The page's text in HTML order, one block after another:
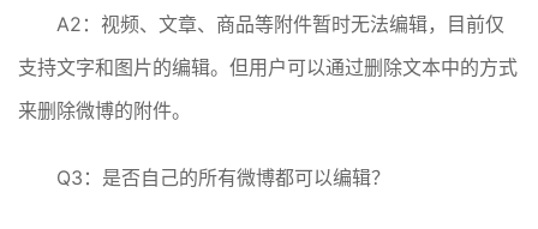
A2：视频、文章、商品等附件暂时无法编辑，目前仅
支持文字和图片的编辑。但用户可以通过删除文本中的方式
来删除微博的附件。
Q3：是否自己的所有微博都可以编辑？